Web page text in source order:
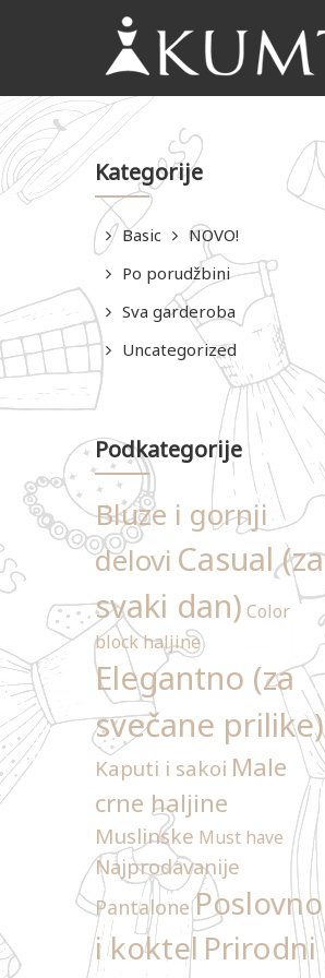
KUMT
Haljine
online
Kategorije
Basic
NOVO!
Po porudžbini
Sva garderoba
Uncategorized
Podkategorije
Bluze i gornji
delovi Casual (za
svaki dan) Color
block haljine
Elegantno (za
svečane prilike)
Kaputi i sakoi Male
crne haljine
Muslinske Must have
Najprodavanije
Pantalone Poslovno
i koktel Prirodni